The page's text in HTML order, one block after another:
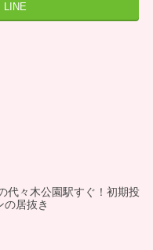
LINE
代々木公園駅すぐ！初期投
の居抜き